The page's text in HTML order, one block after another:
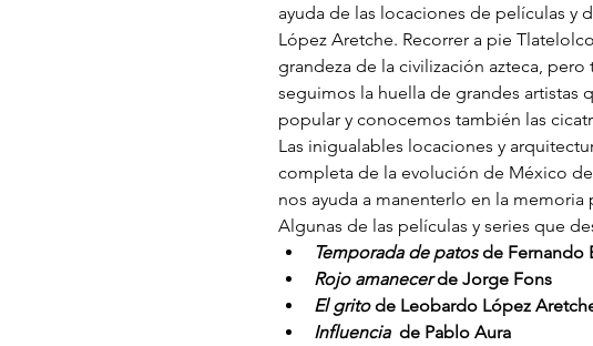
ayuda de las locaciones de películas y
López Aretche. Recorrer a pie
grandeza de la civilización azteca,
seguimos la huella de grandes artistas
popular y conocemos también las
Las inigualables locaciones y
completa de la evolución de México
nos ayuda a manenterlo en la memoria
Algunas de las películas y series que
Temporada de patos de Fernando
Rojo amanecer de Jorge Fons
El grito de Leobardo López
Influencia de Pablo Aura